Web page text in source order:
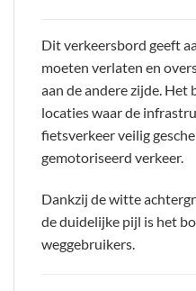
Dit verkeersbord geeft
moeten verlaten en
aan de andere zijde.
locaties waar de
fietsverkeer veilig
gemotoriseerd verkeer.
Dankzij de witte
de duidelijke pijl is het
weggebruikers.